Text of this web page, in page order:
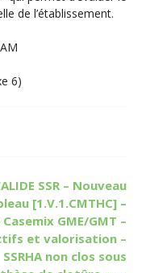
de l’établissement.
6)
SSR – Nouveau
[1.V.1.CMTHC] –
Casemix GME/GMT –
et valorisation –
SSRHA non clos sous